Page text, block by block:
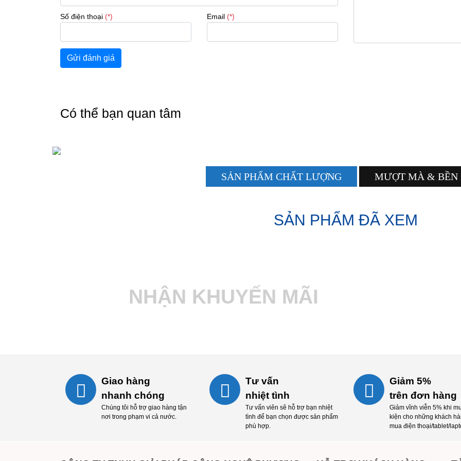
Số điện thoại (*) Email (*)
Gửi đánh giá
Có thể bạn quan tâm
SẢN PHẨM CHẤT LƯỢNG MƯỢT MÀ & BỀN
SẢN PHẨM ĐÃ XEM
NHẬN KHUYẾN MÃI
Giao hàng
nhanh chóng
Chúng tôi hỗ trợ giao hàng tận
nơi trong phạm vi cả nước.
Tư vấn
nhiệt tình
Tư vấn viên sẽ hỗ trợ bạn nhiệt
tình để bạn chọn được sản phẩm
phù hợp.
Giảm 5%
trên đơn hàng
Giảm vĩnh viễn 5% khi
kiện cho những khách
mua điện thoại/tablet/